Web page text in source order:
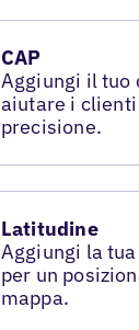
CAP
Aggiungi il tuo
aiutare i
precisione.
Latitudine
Aggiungi la
per un
mappa.